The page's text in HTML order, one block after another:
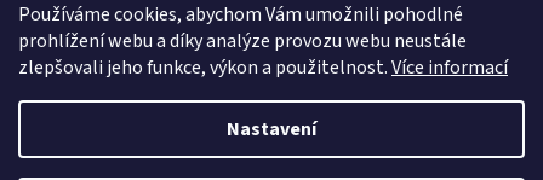
Používáme cookies, abychom Vám umožnili pohodlné
prohlížení webu a díky analýze provozu webu neustále
zlepšovali jeho funkce, výkon a použitelnost.Více informací
Nastavení
EAN: 8595602021826
Vytvořil Shoptet